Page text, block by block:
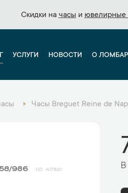
Скидки на часы и ювелирные
Скидки на часы и ювелирные
УСЛУГИ НОВОСТИ О
Часы Breguet Reine de
986 41782 В